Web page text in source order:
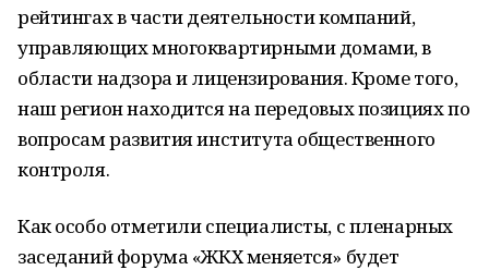
рейтингах в части деятельности компаний,
управляющих многоквартирными домами, в
области надзора и лицензирования. Кроме того,
наш регион находится на передовых позициях по
вопросам развития института общественного
контроля.
Как особо отметили специалисты, с пленарных
заседаний форума «ЖКХ меняется» будет